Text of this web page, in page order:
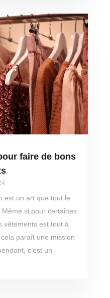
faire de bons
est un art que tout le
si pour certaines
vêtements est tout à
paraît une mission
c’est un